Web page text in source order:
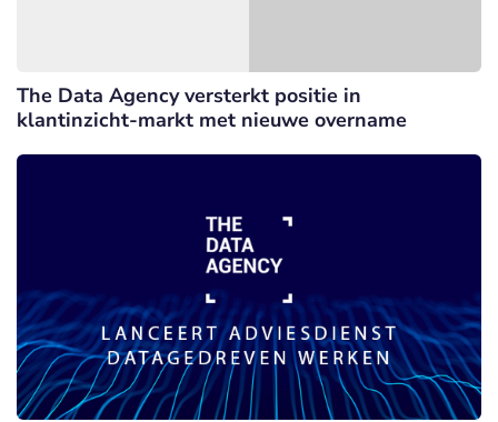
The Data Agency versterkt positie in
klantinzicht-markt met nieuwe overname